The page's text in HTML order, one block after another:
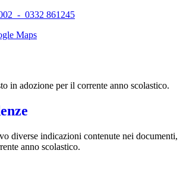
- 0332 861245
Maps
in adozione per il corrente anno scolastico.
diverse indicazioni contenute nei documenti,
anno scolastico.